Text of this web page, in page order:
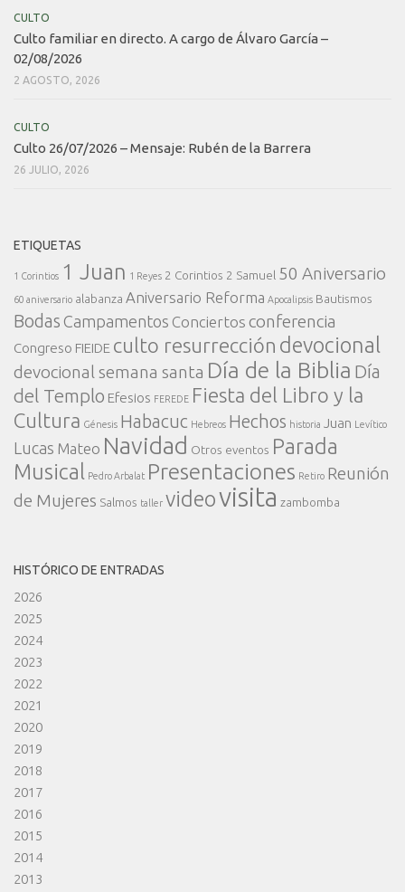
CULTO
Culto familiar en directo. A cargo de Álvaro García –
02/08/2026
2 AGOSTO, 2026
CULTO
Culto 26/07/2026 – Mensaje: Rubén de la Barrera
26 JULIO, 2026
ETIQUETAS
1 Corintios 1 Juan 1 Reyes 2 Corintios 2 Samuel 50 Aniversario
60 aniversario alabanza Aniversario Reforma Apocalipsis Bautismos
Bodas Campamentos Conciertos conferencia
Congreso FIEIDE culto resurrección devocional
devocional semana santa Día de la Biblia Día
del Templo Efesios FEREDE Fiesta del Libro y la
Cultura Génesis Habacuc Hebreos Hechos historia Juan Levítico
Lucas Mateo Navidad Otros eventos Parada
Musical
Pedro Arbalat Presentaciones Retiro Reunión
de Mujeres Salmos taller videovisita zambomba
HISTÓRICO DE ENTRADAS
2026
2025
2024
2023
2022
2021
2020
2019
2018
2017
2016
2015
2014
2013